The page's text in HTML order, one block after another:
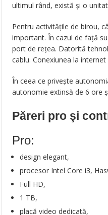
ultimul rând, există și o
Pentru activitățile de birou,
important. În cazul de față
port de rețea. Datorită
cablu. Conexiunea la
În ceea ce privește
autonomie extinsă de 6 ore
Păreri pro şi
Pro:
design elegant,
procesor Intel Core i3,
Full HD,
1 TB,
placă video dedicată,